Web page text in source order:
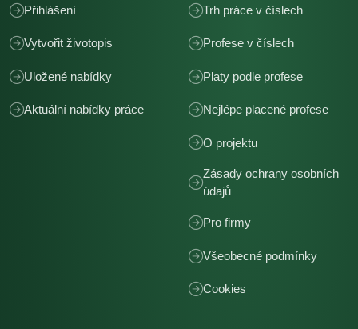
Přihlášení
Vytvořit životopis
Uložené nabídky
Aktuální nabídky práce
Trh práce v číslech
Profese v číslech
Platy podle profese
Nejlépe placené profese
O projektu
Zásady ochrany osobních
údajů
Pro firmy
Všeobecné podmínky
Cookies